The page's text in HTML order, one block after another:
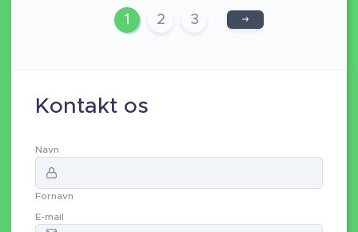
1 2 3
Kontakt os
Navn
Fornavn
E-mail